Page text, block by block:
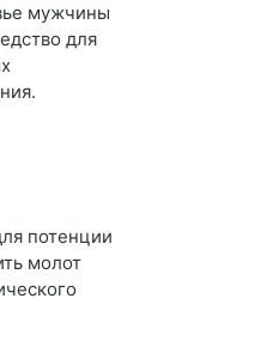
мужчины
для
потенции
молот